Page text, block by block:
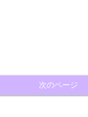
次のページ